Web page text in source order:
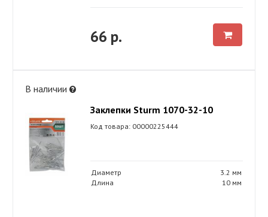
66 р.
В наличии
Заклепки Sturm 1070-32-10
Код товара: 00000225444
Диаметр
3.2 мм
Длина
10 мм